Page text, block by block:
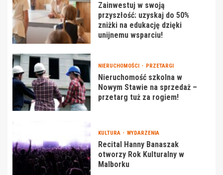
Zainwestuj w swoją
przyszłość: uzyskaj do 50%
zniżki na edukację dzięki
unijnemu wsparciu!
NIERUCHOMOŚCI PRZETARGI
Nieruchomość szkolna w
Nowym Stawie na sprzedaż –
przetarg tuż za rogiem!
KULTURA WYDARZENIA
Recital Hanny Banaszak
otworzy Rok Kulturalny w
Malborku